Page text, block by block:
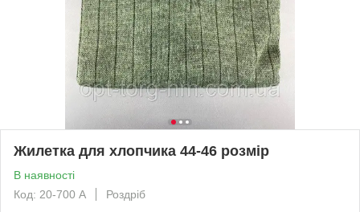
Жилетка для хлопчика 44-46 розмір
В наявності
Код: 20-700 А
Роздріб